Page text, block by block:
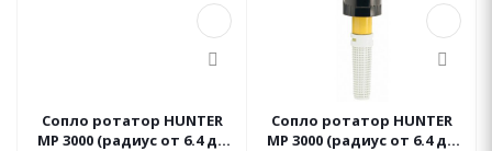
Сопло ротатор HUNTER
МР 3000 (радиус от 6.4 до
Сопло ротатор HUNTER
МР 3000 (радиус от 6.4 до